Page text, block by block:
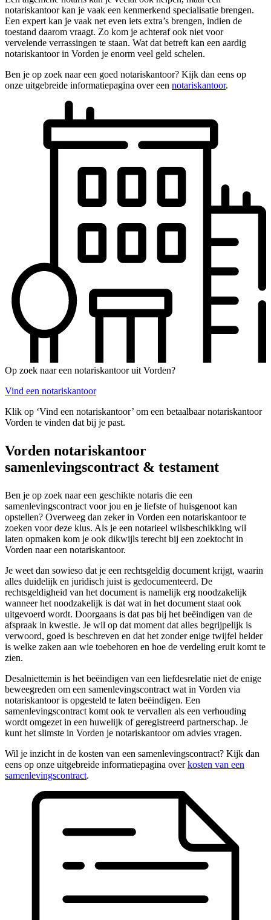
notariskantoor kan je vaak een kenmerkend specialisatie brengen.
Een expert kan je vaak net even iets extra’s brengen, indien de
toestand daarom vraagt. Zo kom je achteraf ook niet voor
vervelende verrassingen te staan. Wat dat betreft kan een aardig
notariskantoor in Vorden je enorm veel geld schelen.
Ben je op zoek naar een goed notariskantoor? Kijk dan eens op
onze uitgebreide informatiepagina over een notariskantoor.
Op zoek naar een notariskantoor uit Vorden?
Vind een notariskantoor
Klik op ‘Vind een notariskantoor’ om een betaalbaar notariskantoor
Vorden te vinden dat bij je past.
Vorden notariskantoor
samenlevingscontract & testament
Ben je op zoek naar een geschikte notaris die een
samenlevingscontract voor jou en je liefste of huisgenoot kan
opstellen? Overweeg dan zeker in Vorden een notariskantoor te
zoeken voor deze klus. Als je een notarieel wilsbeschikking wil
laten opmaken kom je ook dikwijls terecht bij een zoektocht in
Vorden naar een notariskantoor.
Je weet dan sowieso dat je een rechtsgeldig document krijgt, waarin
alles duidelijk en juridisch juist is gedocumenteerd. De
rechtsgeldigheid van het document is namelijk erg noodzakelijk
wanneer het noodzakelijk is dat wat in het document staat ook
uitgevoerd wordt. Doorgaans is dat pas bij het beëindigen van de
afspraak in kwestie. Je wil op dat moment dat alles begrijpelijk is
verwoord, goed is beschreven en dat het zonder enige twijfel helder
is welke zaken aan wie toebehoren en hoe de verdeling eruit komt te
zien.
Desalniettemin is het beëindigen van een liefdesrelatie niet de enige
beweegreden om een samenlevingscontract wat in Vorden via
notariskantoor is opgesteld te laten beëindigen. Een
samenlevingscontract komt ook te vervallen als een verhouding
wordt omgezet in een huwelijk of geregistreerd partnerschap. Je
kunt het slimste in Vorden je notariskantoor om advies vragen.
Wil je inzicht in de kosten van een samenlevingscontract? Kijk dan
eens op onze uitgebreide informatiepagina overkosten van een
samenlevingscontract.